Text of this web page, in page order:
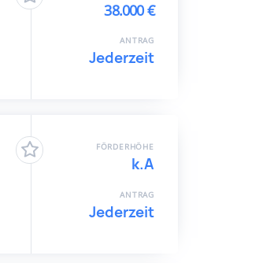
38.000 €
ANTRAG
Jederzeit
FÖRDERHÖHE
k.A
ANTRAG
Jederzeit